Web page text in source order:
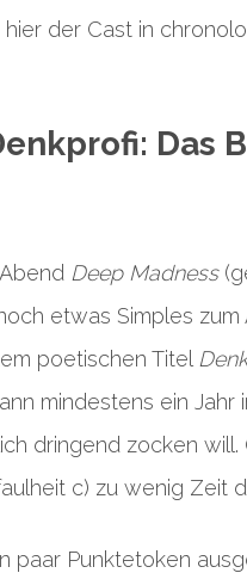
der Cast in
Das
Deep Madness
etwas Simples
poetischen Titel
mindestens ein Jahr
dringend zocken
c) zu wenig Zeit
paar Punktetoken